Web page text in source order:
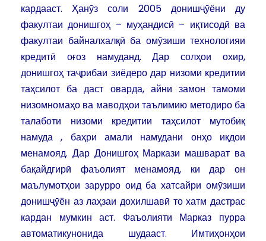
кардааст. Ҳанӯз соли 2005 донишҷӯёни ду
факултаи донишгоҳ – муҳандисӣ – иқтисодӣ ва
факултаи байналхалқӣ ба омӯзиши технологияи
кредитӣ оғоз намуданд. Дар солҳои охир,
донишгоҳ таҷрибаи зиёдеро дар низоми кредитии
таҳсилот ба даст оварда, айни замон тамоми
низомномаҳо ва маводҳои таълимию методиро ба
талаботи низоми кредитии таҳсилот мутобиқ
намуда , баҳри амали намудани онҳо иқдои
менамояд. Дар Донишгоҳ Маркази машварат ва
бақайдгирӣ фаъолият менамояд, ки дар он
маълумотҳои зарурро оид ба хатсайри омӯзиши
донишҷӯён аз лаҳзаи дохилшавӣ то хатм дастрас
кардан мумкин аст. Фаъолияти Марказ пурра
автоматикунонида шудааст. Имтиҳонҳои